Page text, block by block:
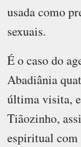
usada como
sexuais.
É o caso do
Abadiânia
última visita,
Tiãozinho,
espiritual com